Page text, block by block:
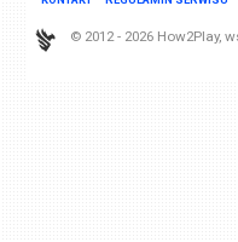
© 2012 - 2026 How2Play,